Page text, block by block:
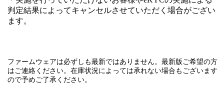
判定結果によってキャンセルさせていただく場合がござい
ます。
ファームウェアは必ずしも最新ではありません。最新版ご希望の方
はご連絡ください。在庫状況によっては承れない場合もございます
ので予めご了承ください。